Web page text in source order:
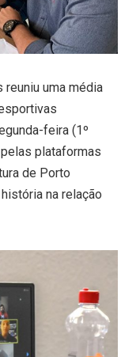
reuniu uma média
feira (1º
plataformas
de Porto
na relação